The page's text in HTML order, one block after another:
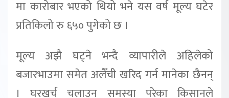
मा कारोबार भएको थियो भने यस वर्ष मूल्य घटेर
प्रतिकिलो रु ६५० पुगेको छ ।
मूल्य अझै घट्ने भन्दै व्यापारीले अहिलेको
बजारभाउमा समेत अलैँची खरिद गर्न मानेका छैनन्
। घरखर्च चलाउन समस्या परेका किसानले